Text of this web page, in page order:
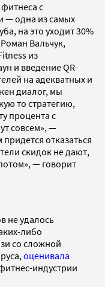
с
— одна из самых
на это уходит 30%
Вальчук,
из
и введение QR-
на адекватных и
диалог, мы
то стратегию,
процента с
совсем», —
отказаться
скидок не дают,
— говорит
не удалось
либо
со сложной
оценивала
индустрии